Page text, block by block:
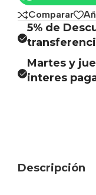
Comparar
5% de
Martes y
interes
Descripción